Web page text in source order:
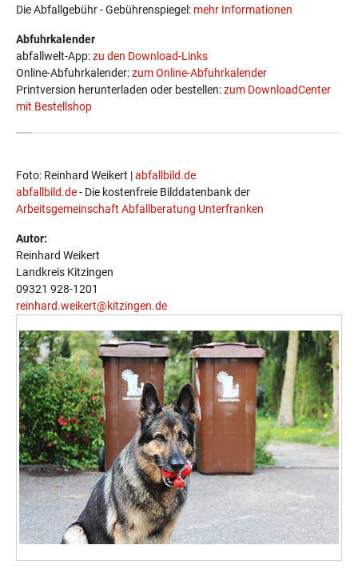
Die Abfallgebühr - Gebührenspiegel: mehr Informationen
Abfuhrkalender
abfallwelt-App:zu den Download-Links
Online-Abfuhrkalender:zum Online-Abfuhrkalender
Printversion herunterladen oder bestellen:zum DownloadCenter
mit Bestellshop
Foto: Reinhard Weikert |abfallbild.de
abfallbild.de- Die kostenfreie Bilddatenbank der
Arbeitsgemeinschaft Abfallberatung Unterfranken
Autor:
Reinhard Weikert
Landkreis Kitzingen
09321 928-1201
reinhard.weikert@kitzingen.de